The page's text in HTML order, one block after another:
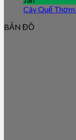
Cây Quế
BẢN ĐỒ